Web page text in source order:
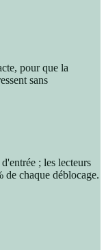
pour que la
sans
; les lecteurs
de chaque déblocage.